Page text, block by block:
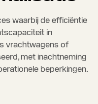
waarbij de efficiëntie
in
vrachtwagens of
met inachtneming
beperkingen.